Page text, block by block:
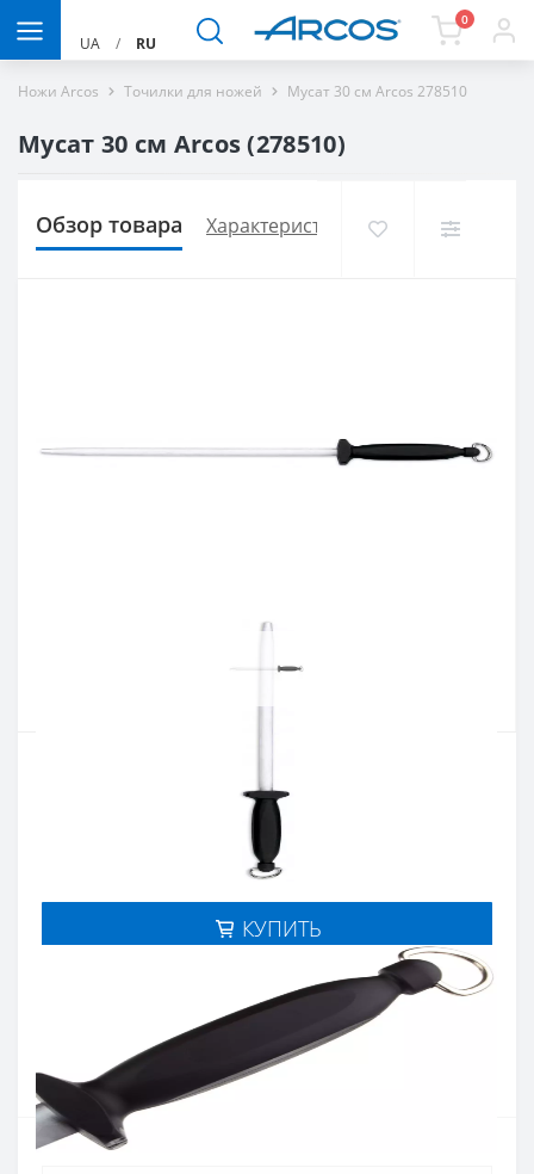
UA / RU
0
Ножи Arcos Точилки для ножей Мусат 30 см Arcos 278510
Мусат 30 см Arcos (278510)
Обзор товара Характеристики Доставка и
КУПИТЬ
Введите номер телефона и мы перезвоним